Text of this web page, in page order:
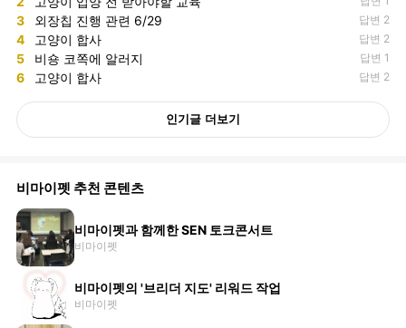
3 외장칩 진행 관련 6/29 답변 2
4 고양이 합사 답변 2
5 비숑 코쪽에 알러지 답변 1
6 고양이 합사 답변 2
인기글 더보기
비마이펫 추천 콘텐츠
비마이펫과 함께한 SEN 토크콘서트
비마이펫
비마이펫의 '브리더 지도' 리워드 작업
비마이펫